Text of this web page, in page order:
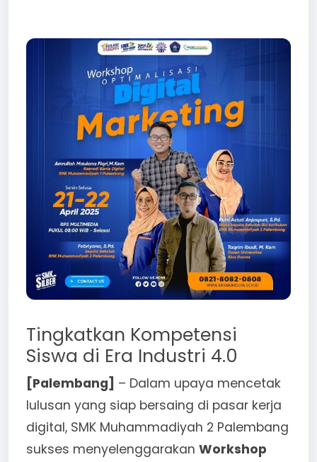
Tingkatkan Kompetensi
Siswa di Era Industri 4.0
[Palembang] – Dalam upaya mencetak
lulusan yang siap bersaing di pasar kerja
digital, SMK Muhammadiyah 2 Palembang
sukses menyelenggarakan Workshop